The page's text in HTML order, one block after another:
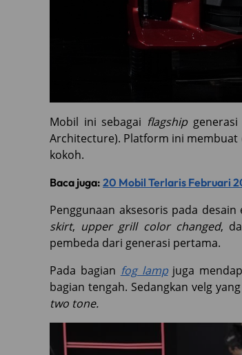
Mobil ini sebagai flagshipgenerasi
Architecture). Platform ini membuat
kokoh.
Baca juga: 20 Mobil Terlaris Februari
Penggunaan aksesoris pada
skirt, upper grill color changed,
pembeda dari generasi pertama.
Pada bagian fog lampjuga
bagian tengah. Sedangkan velg
two tone.